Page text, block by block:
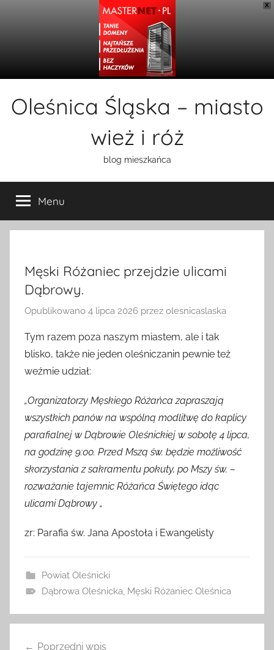
X
Oleśnica Śląska – miasto
wież i róż
blog mieszkańca
Menu
Męski Różaniec przejdzie ulicami
Dąbrowy.
Opublikowano 4 lipca 2026 przez olesnicaslaska
Tym razem poza naszym miastem, ale i tak
blisko, także nie jeden oleśniczanin pewnie też
weźmie udział:
„Organizatorzy Męskiego Różańca zapraszają
wszystkich panów na wspólną modlitwę do kaplicy
parafialnej w Dąbrowie Oleśnickiej w sobotę 4 lipca,
na godzinę 9:00. Przed Mszą św. będzie możliwość
skorzystania z sakramentu pokuty, po Mszy św. –
rozważanie tajemnic Różańca Świętego idąc
ulicami Dąbrowy „
zr: Parafia św. Jana Apostoła i Ewangelisty
Powiat Oleśnicki
Dąbrowa Oleśnicka, Męski Różaniec Oleśnica
Nawigacja